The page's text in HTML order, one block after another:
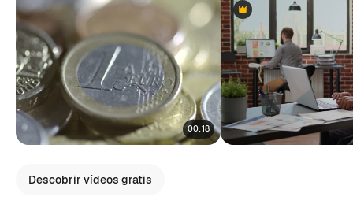
00:18
Premium
Premium
Descobrir vídeos gratis